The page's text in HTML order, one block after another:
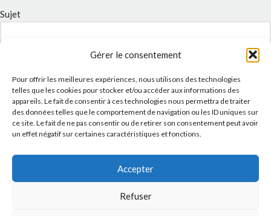
Gérer le consentement
Pour offrir les meilleures expériences, nous utilisons des technologies
telles que les cookies pour stocker et/ou accéder aux informations des
appareils. Le fait de consentir à ces technologies nous permettra de traiter
des données telles que le comportement de navigation ou les ID uniques sur
ce site. Le fait de ne pas consentir ou de retirer son consentement peut avoir
un effet négatif sur certaines caractéristiques et fonctions.
Accepter
Refuser
Sujet